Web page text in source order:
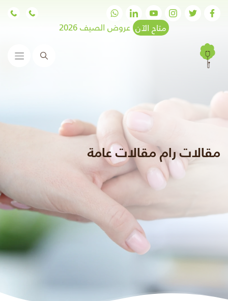
متاح الآن عروض الصيف 2026
البحث
مقالات رام مقالات عامة